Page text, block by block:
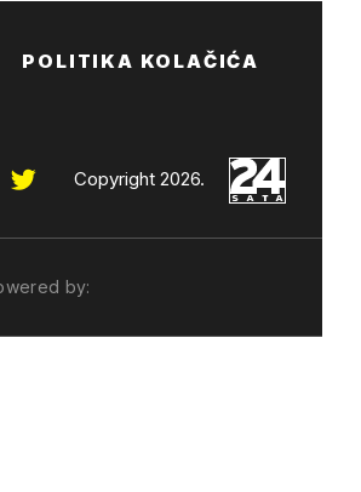
POLITIKA KOLAČIĆA
Copyright 2026.
by: